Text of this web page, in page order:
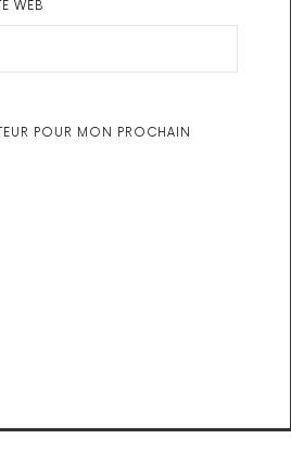
WEB
POUR MON PROCHAIN